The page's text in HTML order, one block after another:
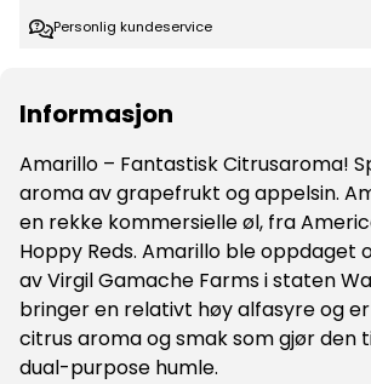
Personlig kundeservice
Informasjon
Amarillo – Fantastisk Citrusaroma!
aroma av grapefrukt og appelsin.
en rekke kommersielle øl, fra
Hoppy Reds. Amarillo ble oppdaget
av Virgil Gamache Farms i staten
bringer en relativt høy alfasyre og
citrus aroma og smak som gjør den
dual-purpose humle.